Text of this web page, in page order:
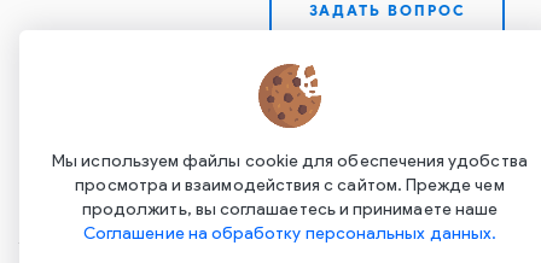
ЗАДАТЬ ВОПРОС
Мы используем файлы cookie для обеспечения удобства
просмотра и взаимодействия с сайтом. Прежде чем
продолжить, вы соглашаетесь и принимаете наше
Соглашение на обработку персональных данных.